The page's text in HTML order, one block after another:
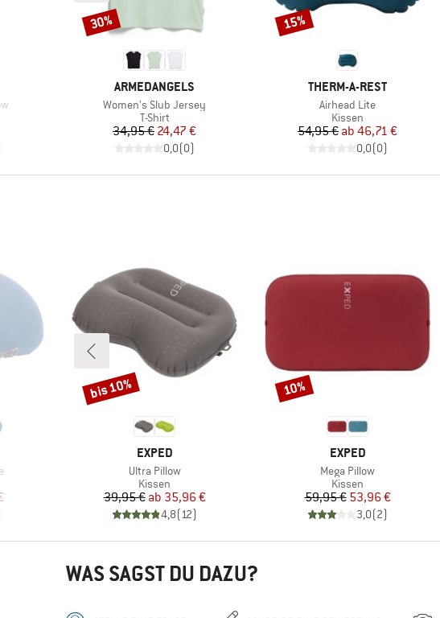
MARKE
ARMEDANGELS
Artikel
Women's Slub Jersey
Produktgruppe
T-Shirt
Preis
34,95 €reduzierter Preis
24,47 €
0,0(0)
Rabatt
30%
MARKE
THERM-A-REST
Artikel
Airhead Lite
Produktgruppe
Kissen
Preis
54,95 € reduzierter Preis
ab 46,71 €
0,0(0)
Rabatt
15%
Preis
MARKE
EXPED
Artikel
Ultra Pillow
Produktgruppe
Kissen
Preis
39,95 € reduzierter Preis
ab 35,96 €
4,8(12)
Rabatt
bis 10%
MARKE
EXPED
Artikel
Mega Pillow
Produktgruppe
Kissen
Preis
59,95 €reduzierter Preis
53,96 €
3,0(2)
Rabatt
10%
WAS SAGST DU DAZU?